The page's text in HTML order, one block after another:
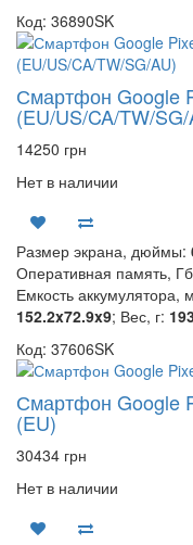
Код: 36890SK
Смартфон Google
(EU/US/CA/TW/SG/
14250 грн
Нет в наличии
Размер экрана, дюймы:
Оперативная память,
Емкость аккумулятора,
152.2x72.9x9; Вес, г:
Код: 37606SK
Смартфон Google
(EU)
30434 грн
Нет в наличии